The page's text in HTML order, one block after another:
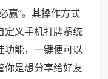
赢”。其操作方式
定义手机打牌系统
功能，一键便可以
你是想分享给好友